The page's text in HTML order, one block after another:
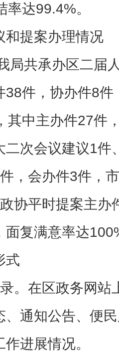
达99.4%。
提案办理情况
共承办区二届
38件，协办件8
其中主办件27件
二次会议建议1件
，会办件3件，
协平时提案主办
面复满意率达
在区政务网站
、通知公告、便
进展情况。